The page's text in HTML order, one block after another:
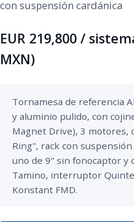
con suspensión cardánica
EUR 219,800 /
MXN)
Tornamesa de referencia
y aluminio pulido, con
Magnet Drive), 3 motores,
Ring", rack con
uno de 9" sin fonocaptor y
Tamino, interruptor
Konstant FMD.